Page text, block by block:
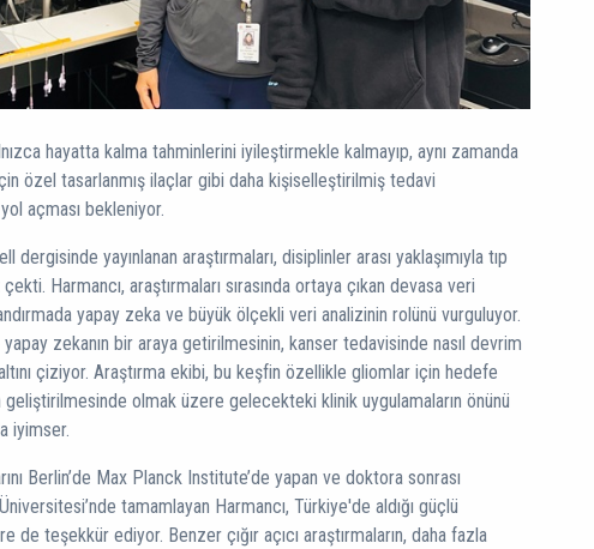
hayatta kalma tahminlerini iyileştirmekle kalmayıp, aynı zamanda
özel tasarlanmış ilaçlar gibi daha kişiselleştirilmiş tedavi
açması bekleniyor.
dergisinde yayınlanan araştırmaları, disiplinler arası yaklaşımıyla tıp
Harmancı, araştırmaları sırasında ortaya çıkan devasa veri
yapay zeka ve büyük ölçekli veri analizinin rolünü vurguluyor.
zekanın bir araya getirilmesinin, kanser tedavisinde nasıl devrim
çiziyor. Araştırma ekibi, bu keşfin özellikle gliomlar için hedefe
olmak üzere gelecekteki klinik uygulamaların önünü
iyimser.
Berlin’de Max Planck Institute’de yapan ve doktora sonrası
Üniversitesi’nde tamamlayan Harmancı, Türkiye'de aldığı güçlü
de teşekkür ediyor. Benzer çığır açıcı araştırmaların, daha fazla